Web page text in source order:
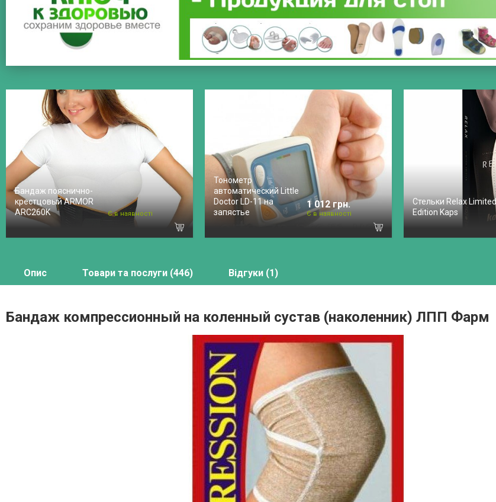
Бандаж пояснично-
крестцовый ARMOR
ARC260K
Є в наявності
Тонометр
автоматический Little
Doctor LD-11 на
запястье
1 012 грн.
Є в наявності
Стельки Relax Limited
Edition Kaps
Опис Товари та послуги (446) Відгуки (1)
Бандаж компрессионный на коленный сустав (наколенник) ЛПП Фарм